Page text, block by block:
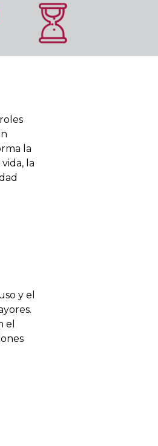
la
la
y el
el